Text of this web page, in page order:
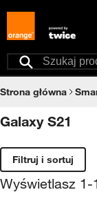
Przejdź do treści
Szukaj
Strona główna
Galaxy S21
Filtruj i sortuj
Wyświetlasz 1-